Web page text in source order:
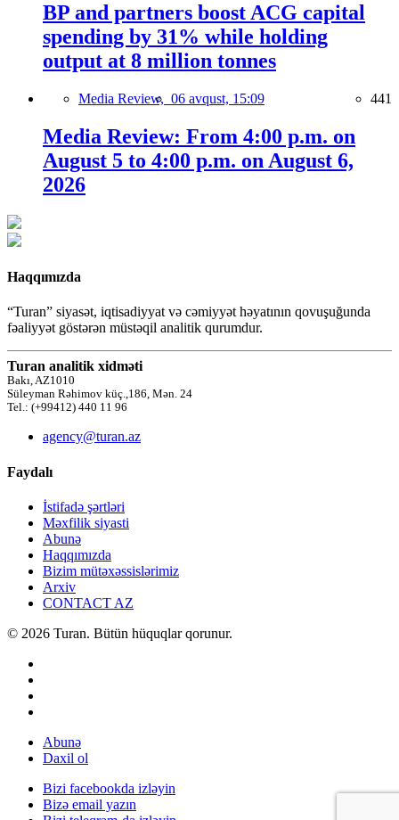
BP and partners boost ACG capital
spending by 31% while holding
output at 8 million tonnes
Media Review, 06 avqust, 15:09 441
Media Review: From 4:00 p.m. on
August 5 to 4:00 p.m. on August 6,
2026
Haqqımızda
“Turan” siyasət, iqtisadiyyat və cəmiyyət həyatının qovuşuğunda
fəaliyyət göstərən müstəqil analitik qurumdur.
Turan analitik xidməti
Bakı, AZ1010
Süleyman Rəhimov küç.,186, Mən. 24
Tel.: (+99412) 440 11 96
agency@turan.az
Faydalı
İstifadə şərtləri
Məxfilik siyasti
Abunə
Haqqımızda
Bizim mütəxəssislərimiz
Arxiv
CONTACT AZ
© 2026 Turan. Bütün hüquqlar qorunur.
Abunə
Daxil ol
Bizi facebookda izləyin
Bizə email yazın